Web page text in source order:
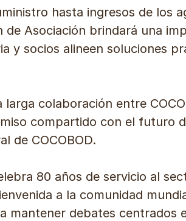
hasta ingresos de los
de Asociación brindará una
y socios alineen soluciones
larga colaboración entre
compartido con el futuro
de COCOBOD.
80 años de servicio al
a la comunidad
mantener debates centrados